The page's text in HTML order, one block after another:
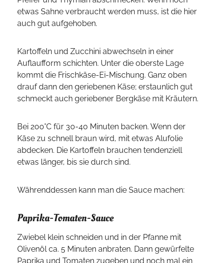
etwas Sahne verbraucht werden muss, ist die hier
auch gut aufgehoben.
Kartoffeln und Zucchini abwechseln in einer
Auflaufform schichten. Unter die oberste Lage
kommt die Frischkäse-Ei-Mischung. Ganz oben
drauf dann den geriebenen Käse; erstaunlich gut
schmeckt auch geriebener Bergkäse mit Kräutern.
Bei 200°C für 30-40 Minuten backen. Wenn der
Käse zu schnell braun wird, mit etwas Alufolie
abdecken. Die Kartoffeln brauchen tendenziell
etwas länger, bis sie durch sind.
Währenddessen kann man die Sauce machen:
Paprika-Tomaten-Sauce
Zwiebel klein schneiden und in der Pfanne mit
Olivenöl ca. 5 Minuten anbraten. Dann gewürfelte
Paprika und Tomaten zugeben und noch mal ein